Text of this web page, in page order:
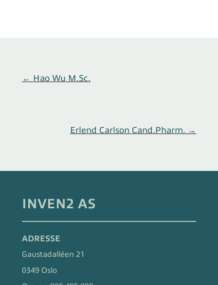
← Hao Wu M.Sc.
Erlend Carlson Cand.Pharm. →
INVEN2 AS
ADRESSE
Gaustadalléen 21
0349 Oslo